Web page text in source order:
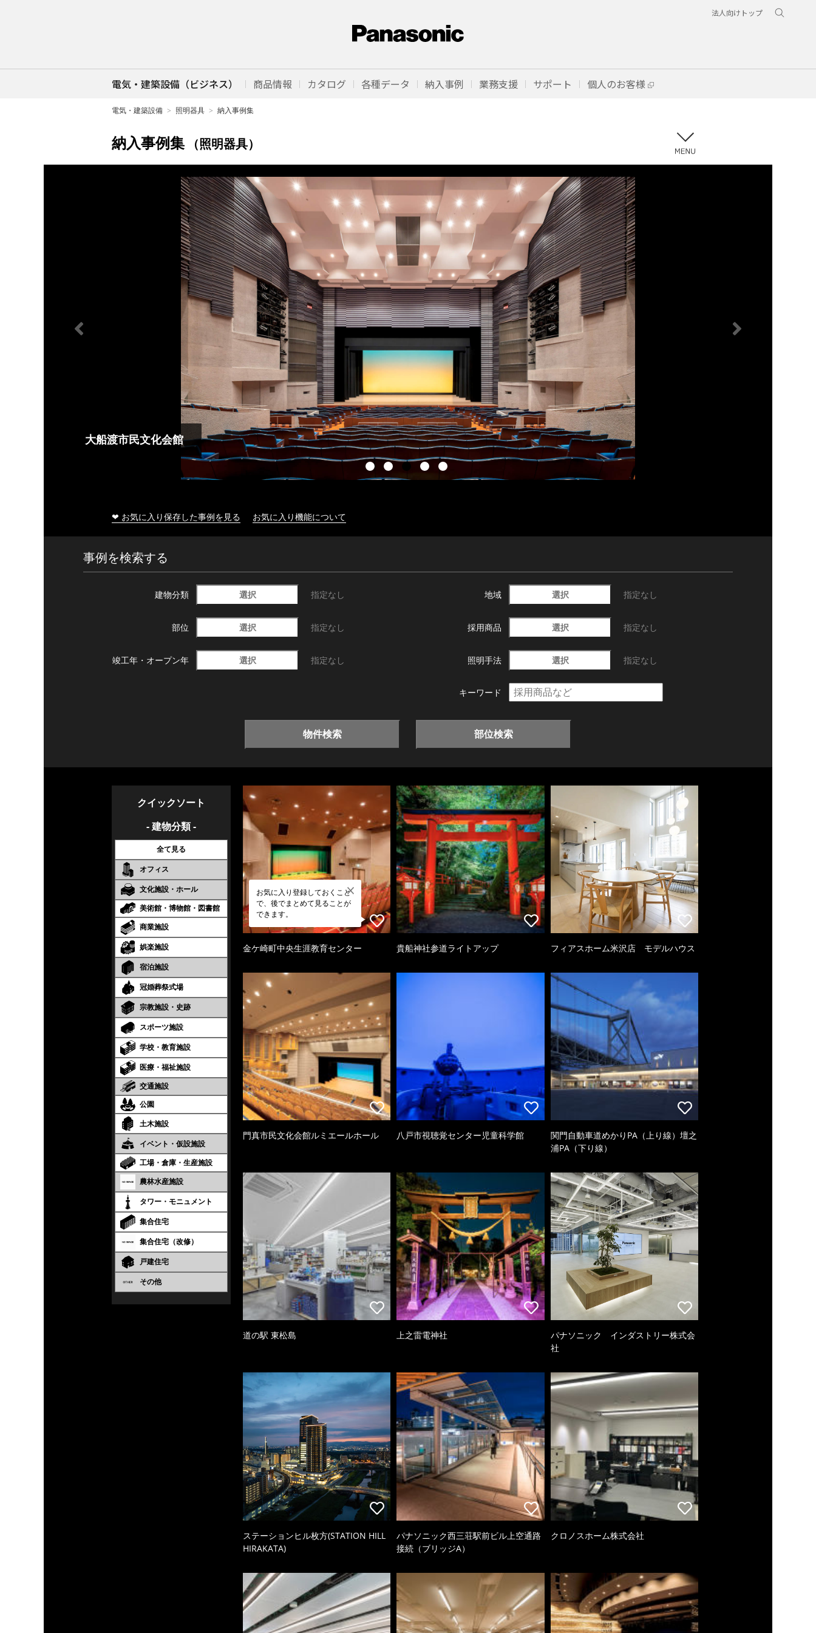
法人向けトップ
電気・建築設備（ビジネス） 商品情報 カタログ 各種データ 納入事例 業務支援 サポート 個人のお客様
電気・建築設備 照明器具 納入事例集
納入事例集 （照明器具）
大船渡市民文化会館
❤ お気に入り保存した事例を見る お気に入り機能について
事例を検索する
建物分類 選択 指定なし 地域 選択 指定なし
部位 選択 指定なし 採用商品 選択 指定なし
竣工年・ オープン年 選択 指定なし 照明手法 選択 指定なし
キーワード
物件検索 部位検索
クイックソート
- 建物分類 -
全て見る
オフィス
文化施設・ホール
美術館・博物館・図書館
商業施設
娯楽施設
宿泊施設
冠婚葬祭式場
宗教施設・史跡
スポーツ施設
学校・教育施設
医療・福祉施設
交通施設
公園
土木施設
イベント・仮設施設
工場・倉庫・生産施設
農林水産施設
タワー・モニュメント
集合住宅
集合住宅（改修）
戸建住宅
その他
お気に入り登録しておくこと
で、後でまとめて見ることが
できます。
金ケ崎町中央生涯教育センター 貴船神社参道ライトアップ フィアスホーム米沢店 モデルハウス
門真市民文化会館ルミエールホール 八戸市視聴覚センター児童科学館
関門自動車道めかりPA（上り線）壇之
浦PA（下り線）
道の駅 東松島 上之雷電神社
パナソニック インダストリー株式会
社
ステーションヒル枚方(STATION HILL
HIRAKATA)
パナソニック西三荘駅前ビル上空通路
接続（ブリッジA）
クロノスホーム株式会社